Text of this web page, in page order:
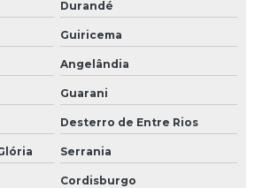
Durandé
Guiricema
Angelândia
Guarani
Desterro de Entre Rios
Serrania
Cordisburgo